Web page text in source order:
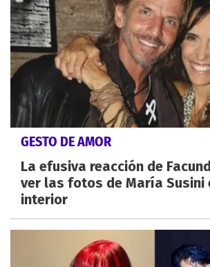
GESTO DE AMOR
La efusiva reacción de
ver las fotos de María Susini
interior